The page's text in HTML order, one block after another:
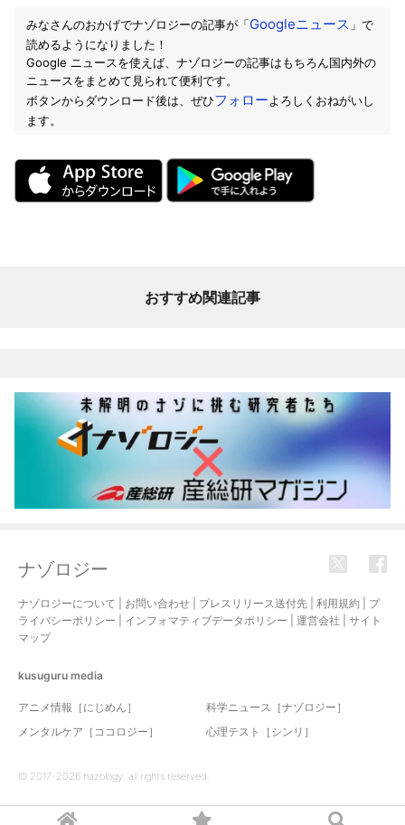
みなさんのおかげでナゾロジーの記事が「Googleニュース 」で
読めるようになりました！
Google ニュースを使えば、ナゾロジーの記事はもちろん国内外の
ニュースをまとめて見られて便利です。
ボタンからダウンロード後は、ぜひフォローよろしくおねがいし
ます。
おすすめ関連記事
ナゾロジー
ナゾロジーについて お問い合わせ プレスリリース送付先 利用規約
プ
ライバシーポリシー
インフォマティブデータポリシー 運営会社
サイト
マップ
kusuguru media
アニメ情報［にじめん］
科学ニュース［ナゾロジー］
メンタルケア［ココロジー］
心理テスト［シンリ］
© 2017-2026 nazology. all rights reserved.